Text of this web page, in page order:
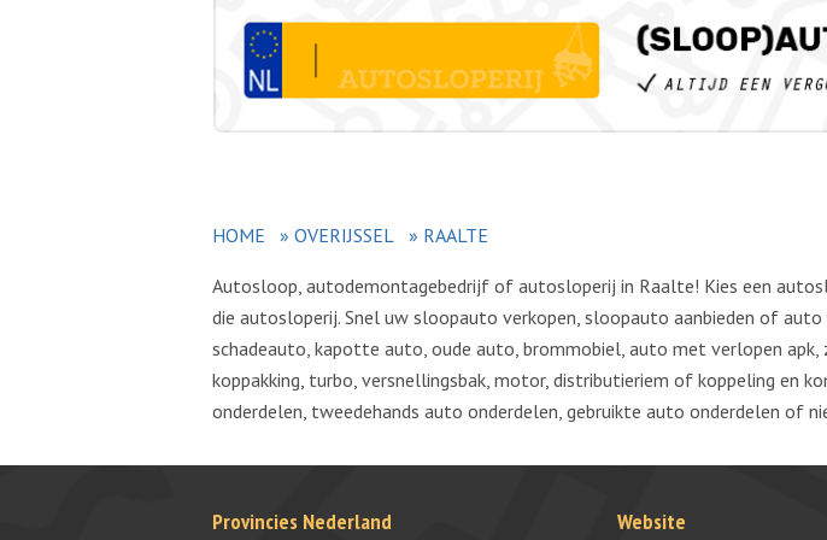
HOME » OVERIJSSEL » RAALTE
Autosloop, autodemontagebedrijf of autosloperij in Raalte! Kies een
die autosloperij. Snel uw sloopauto verkopen, sloopauto aanbieden of
schadeauto, kapotte auto, oude auto, brommobiel, auto met verlopen
koppakking, turbo, versnellingsbak, motor, distributieriem of koppeling en
onderdelen, tweedehands auto onderdelen, gebruikte auto onderdelen of
Provincies Nederland Website